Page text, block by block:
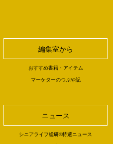
編集室から
おすすめ書籍・アイテム
マーケターのつぶや記
ニュース
シニアライフ総研®特選ニュース